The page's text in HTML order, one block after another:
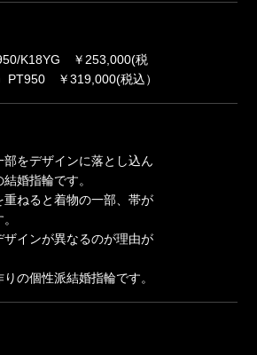
K18YG ￥253,000(税
PT950 ￥319,000(税込）
部をデザインに落とし込ん
婚指輪です。
重ねると着物の一部、帯が
ザインが異なるのが理由が
の個性派結婚指輪です。